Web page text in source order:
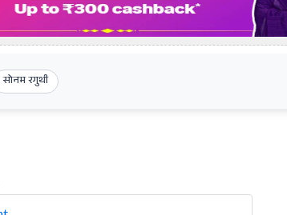
सोनम रगुथी